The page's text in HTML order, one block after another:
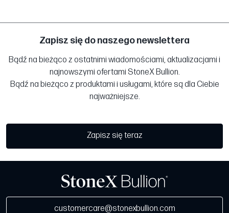
Zapisz się do naszego newslettera
Bądź na bieżąco z ostatnimi wiadomościami, aktualizacjami i
najnowszymi ofertami StoneX Bullion.
Bądź na bieżąco z produktami i usługami, które są dla Ciebie
najważniejsze.
Zapisz się teraz
customercare@stonexbullion.com